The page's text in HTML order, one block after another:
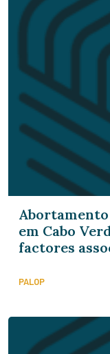
em Cabo
factores
PALOP